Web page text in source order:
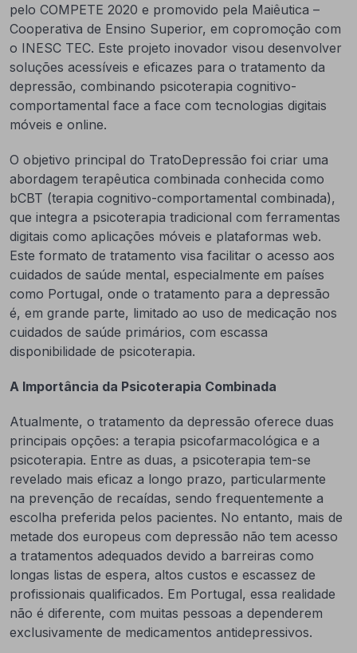
pelo COMPETE 2020 e promovido pela Maiêutica –
Cooperativa de Ensino Superior, em copromoção com
o INESC TEC. Este projeto inovador visou desenvolver
soluções acessíveis e eficazes para o tratamento da
depressão, combinando psicoterapia cognitivo-
comportamental face a face com tecnologias digitais
móveis e online.
O objetivo principal do TratoDepressão foi criar uma
abordagem terapêutica combinada conhecida como
bCBT (terapia cognitivo-comportamental combinada),
que integra a psicoterapia tradicional com ferramentas
digitais como aplicações móveis e plataformas web.
Este formato de tratamento visa facilitar o acesso aos
cuidados de saúde mental, especialmente em países
como Portugal, onde o tratamento para a depressão
é, em grande parte, limitado ao uso de medicação nos
cuidados de saúde primários, com escassa
disponibilidade de psicoterapia.
A Importância da Psicoterapia Combinada
Atualmente, o tratamento da depressão oferece duas
principais opções: a terapia psicofarmacológica e a
psicoterapia. Entre as duas, a psicoterapia tem-se
revelado mais eficaz a longo prazo, particularmente
na prevenção de recaídas, sendo frequentemente a
escolha preferida pelos pacientes. No entanto, mais de
metade dos europeus com depressão não tem acesso
a tratamentos adequados devido a barreiras como
longas listas de espera, altos custos e escassez de
profissionais qualificados. Em Portugal, essa realidade
não é diferente, com muitas pessoas a dependerem
exclusivamente de medicamentos antidepressivos.